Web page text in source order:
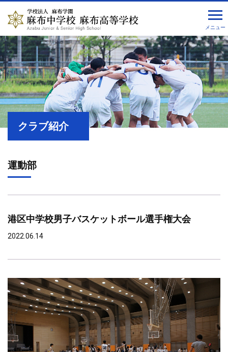
メニュー
クラブ紹介
運動部
港区中学校男子バスケットボール選手権大会
2022.06.14